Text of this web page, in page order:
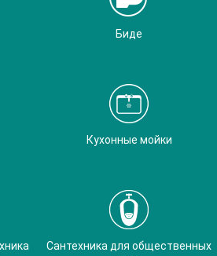
Биде
Кухонные мойки
Сантехника для общественных